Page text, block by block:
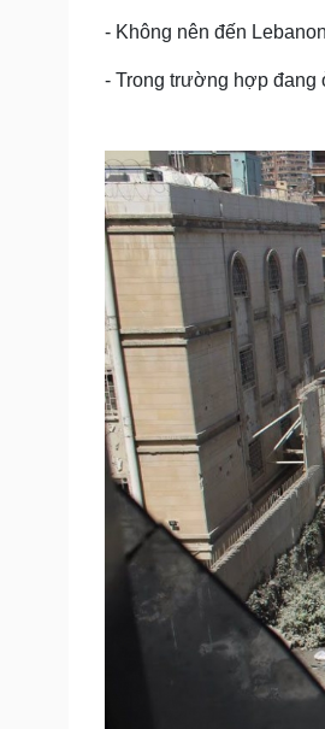
Sức khỏe
Cây thuốc
Nam khoa
Làm đẹp - giảm cân
Phòng mạch online
Ăn sạch sống khỏe
Cải chính
- Không nên đến
- Trong trường hợp đang